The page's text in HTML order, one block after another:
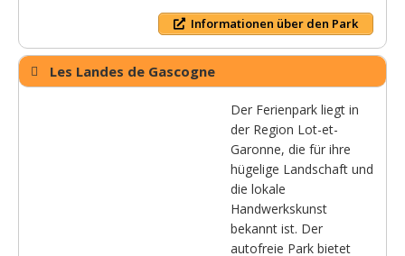
Informationen über den Park
Les Landes de Gascogne
Der Ferienpark liegt in
der Region Lot-et-
Garonne, die für ihre
hügelige Landschaft und
die lokale
Handwerkskunst
bekannt ist. Der
autofreie Park bietet